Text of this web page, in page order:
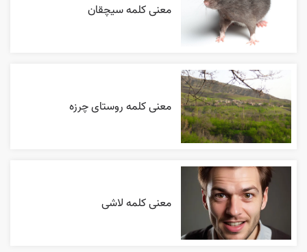
معنی کلمه سیچقان
معنی کلمه روستای چرزه
معنی کلمه لاشی